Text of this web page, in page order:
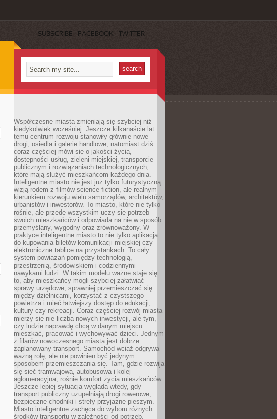
SUBSCRIBE FACEBOOK TWITTER
Współczesne miasta zmieniają się szybciej niż
kiedykolwiek wcześniej. Jeszcze kilkanaście lat
temu centrum rozwoju stanowiły głównie nowe
drogi, osiedla i galerie handlowe, natomiast dziś
coraz częściej mówi się o jakości życia,
dostępności usług, zieleni miejskiej, transporcie
publicznym i rozwiązaniach technologicznych,
które mają służyć mieszkańcom każdego dnia.
Inteligentne miasto nie jest już tylko futurystyczną
wizją rodem z filmów science fiction, ale realnym
kierunkiem rozwoju wielu samorządów, architektów,
urbanistów i inwestorów. To miasto, które nie tylko
rośnie, ale przede wszystkim uczy się potrzeb
swoich mieszkańców i odpowiada na nie w sposób
przemyślany, wygodny oraz zrównoważony. W
praktyce inteligentne miasto to nie tylko aplikacja
do kupowania biletów komunikacji miejskiej czy
elektroniczne tablice na przystankach. To cały
system powiązań pomiędzy technologią,
przestrzenią, środowiskiem i codziennymi
nawykami ludzi. W takim modelu ważne staje się
to, aby mieszkańcy mogli szybciej załatwiać
sprawy urzędowe, sprawniej przemieszczać się
między dzielnicami, korzystać z czystszego
powietrza i mieć łatwiejszy dostęp do edukacji,
kultury czy rekreacji. Coraz częściej rozwój miasta
mierzy się nie liczbą nowych inwestycji, ale tym,
czy ludzie naprawdę chcą w danym miejscu
mieszkać, pracować i wychowywać dzieci. Jednym
z filarów nowoczesnego miasta jest dobrze
zaplanowany transport. Samochód wciąż odgrywa
ważną rolę, ale nie powinien być jedynym
sposobem przemieszczania się. Tam, gdzie rozwija
się sieć tramwajowa, autobusowa i kolej
aglomeracyjna, rośnie komfort życia mieszkańców.
Jeszcze lepiej sytuacja wygląda wtedy, gdy
transport publiczny uzupełniają drogi rowerowe,
bezpieczne chodniki i strefy przyjazne pieszym.
Miasto inteligentne zachęca do wyboru różnych
środków transportu w zależności od potrzeb,